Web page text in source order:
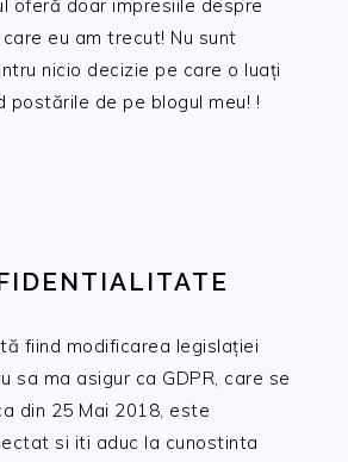
oferă doar impresiile despre
eu am trecut! Nu sunt
nicio decizie pe care o luați
postările de pe blogul meu! !
fiind modificarea legislației
sa ma asigur ca GDPR, care se
din 25 Mai 2018, este
si iti aduc la cunostinta